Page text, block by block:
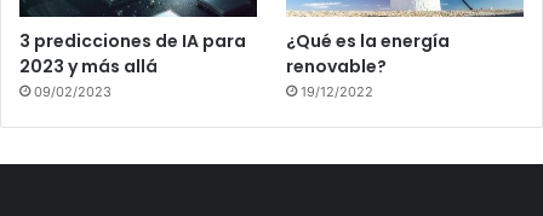
3 predicciones de IA para
2023 y más allá
09/02/2023
¿Qué es la energía
renovable?
19/12/2022